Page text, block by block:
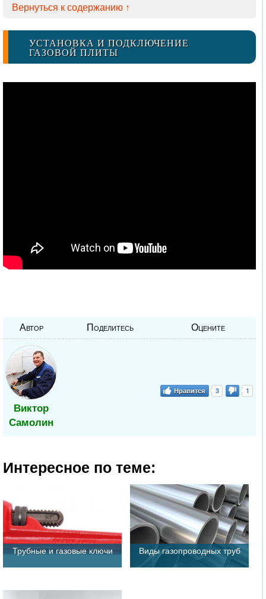
Вернуться к содержанию ↑
УСТАНОВКА И ПОДКЛЮЧЕНИЕ
ГАЗОВОЙ ПЛИТЫ
Автор Поделитесь Оцените
Виктор
Самолин
Нравится 3 1
Интересное по теме:
Трубные и газовые ключи Виды газопроводных труб